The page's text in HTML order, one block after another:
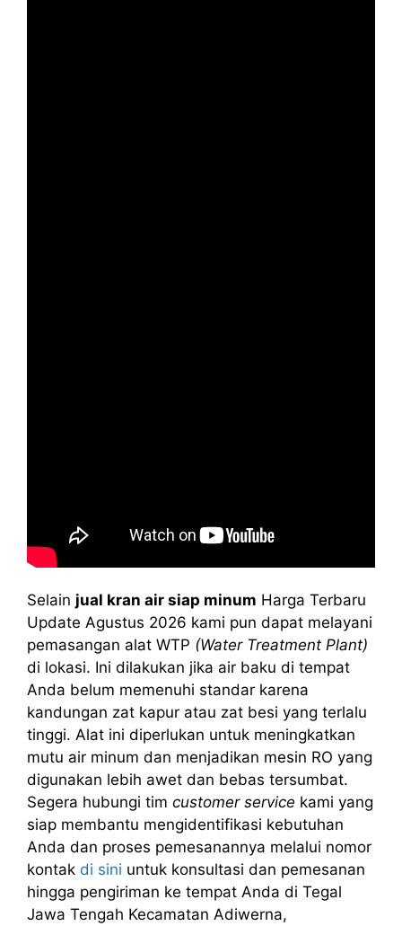
Selain jual kran air siap minum Harga Terbaru
Update Agustus 2026 kami pun dapat melayani
pemasangan alat WTP (Water Treatment Plant)
di lokasi. Ini dilakukan jika air baku di tempat
Anda belum memenuhi standar karena
kandungan zat kapur atau zat besi yang terlalu
tinggi. Alat ini diperlukan untuk meningkatkan
mutu air minum dan menjadikan mesin RO yang
digunakan lebih awet dan bebas tersumbat.
Segera hubungi tim customer service kami yang
siap membantu mengidentifikasi kebutuhan
Anda dan proses pemesanannya melalui nomor
kontak di sini untuk konsultasi dan pemesanan
hingga pengiriman ke tempat Anda di Tegal
Jawa Tengah Kecamatan Adiwerna,